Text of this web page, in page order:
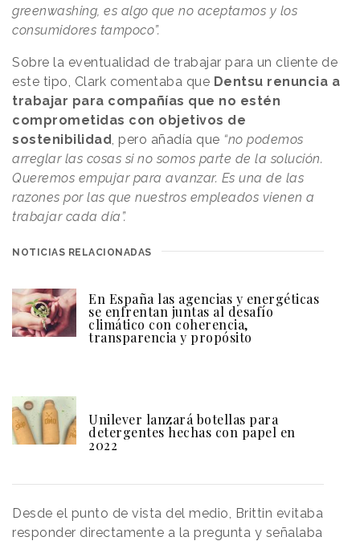
greenwashing, es algo que no aceptamos y los
consumidores tampoco”.
Sobre la eventualidad de trabajar para un cliente de
este tipo, Clark comentaba que Dentsu renuncia a
trabajar para compañías que no estén
comprometidas con objetivos de
sostenibilidad , pero añadía que “no podemos
arreglar las cosas si no somos parte de la solución.
Queremos empujar para avanzar. Es una de las
razones por las que nuestros empleados vienen a
trabajar cada día”.
NOTICIAS RELACIONADAS
En España las agencias y energéticas
se enfrentan juntas al desafío
climático con coherencia,
transparencia y propósito
Unilever lanzará botellas para
detergentes hechas con papel en
2022
Desde el punto de vista del medio, Brittin evitaba
responder directamente a la pregunta y señalaba